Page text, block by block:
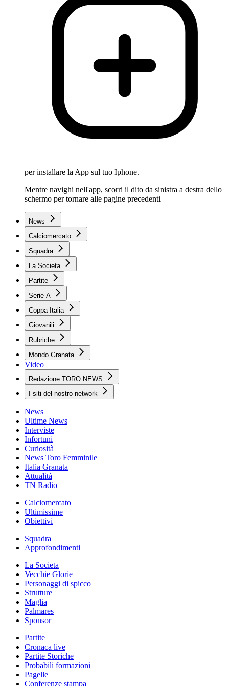
per installare la App sul tuo Iphone.
Mentre navighi nell'app, scorri il dito da sinistra a destra dello
schermo per tornare alle pagine precedenti
News
Calciomercato
Squadra
La Societa
Partite
Serie A
Coppa Italia
Giovanili
Rubriche
Mondo Granata
Video
Redazione TORO NEWS
I siti del nostro network
News
Ultime News
Interviste
Infortuni
Curiosità
News Toro Femminile
Italia Granata
Attualità
TN Radio
Calciomercato
Ultimissime
Obiettivi
Squadra
Approfondimenti
La Societa
Vecchie Glorie
Personaggi di spicco
Strutture
Maglia
Palmares
Sponsor
Partite
Cronaca live
Partite Storiche
Probabili formazioni
Pagelle
Conferenze stampa